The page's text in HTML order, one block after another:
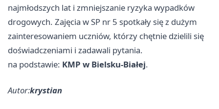
najmłodszych lat i zmniejszanie ryzyka wypadków
drogowych. Zajęcia w SP nr 5 spotkały się z dużym
zainteresowaniem uczniów, którzy chętnie dzielili się
doświadczeniami i zadawali pytania.
na podstawie: KMP w Bielsku-Białej.
Autor:krystian